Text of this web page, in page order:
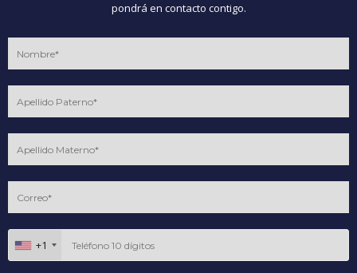
pondrá en contacto contigo.
+1